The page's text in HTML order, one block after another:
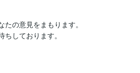
たの意見をまもります。
ちしております。